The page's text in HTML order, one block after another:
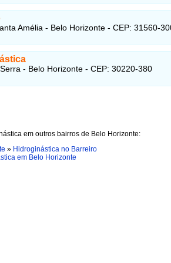
Amélia - Belo Horizonte - CEP: 31560-
- Belo Horizonte - CEP: 30220-380
em outros bairros de Belo Horizonte:
» Hidroginástica no Barreiro
em Belo Horizonte